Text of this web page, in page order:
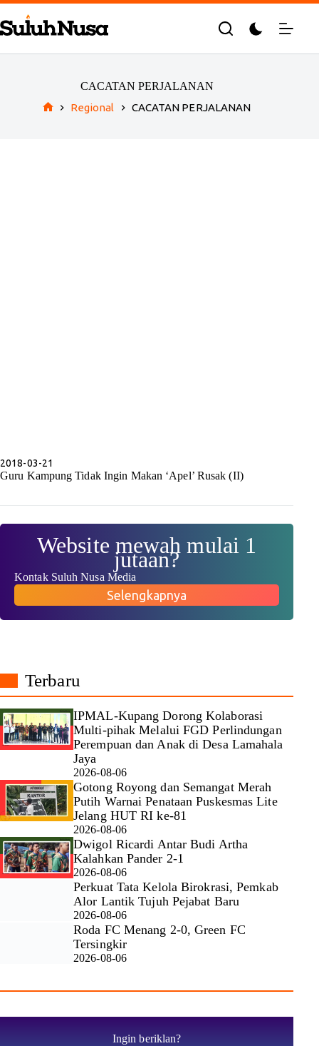
Skip
to
content
CACATAN PERJALANAN
Regional CACATAN PERJALANAN
2018-03-21
Guru Kampung Tidak Ingin Makan ‘Apel’ Rusak (II)
Website mewah mulai 1
jutaan?
Kontak Suluh Nusa Media
Selengkapnya
Terbaru
IPMAL-Kupang Dorong Kolaborasi
Multi-pihak Melalui FGD Perlindungan
Perempuan dan Anak di Desa Lamahala
Jaya
2026-08-06
Gotong Royong dan Semangat Merah
Putih Warnai Penataan Puskesmas Lite
Jelang HUT RI ke-81
2026-08-06
Dwigol Ricardi Antar Budi Artha
Kalahkan Pander 2-1
2026-08-06
Perkuat Tata Kelola Birokrasi, Pemkab
Alor Lantik Tujuh Pejabat Baru
2026-08-06
Roda FC Menang 2-0, Green FC
Tersingkir
2026-08-06
Ingin beriklan?